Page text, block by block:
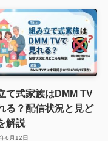
て式家族はDMM TV
る？配信状況と見ど
解説
6月12日